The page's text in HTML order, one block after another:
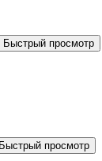
Быстрый просмотр
Быстрый просмотр